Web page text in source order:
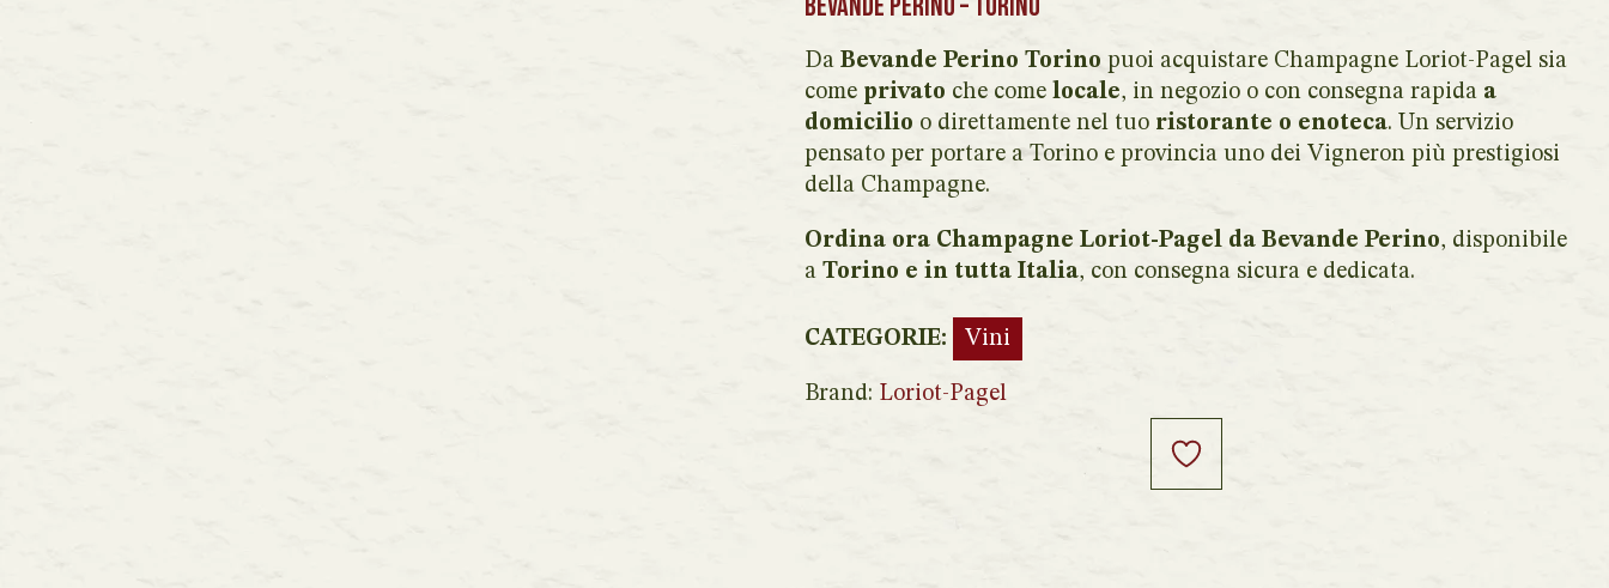
Da Bevande Perino Torino puoi acquistare Champagne Loriot-Pagel sia
come privato che come locale, in negozio o con consegna rapida a
domicilio o direttamente nel tuo ristorante o enoteca. Un servizio
pensato per portare a Torino e provincia uno dei Vigneron più prestigiosi
della Champagne.
Ordina ora Champagne Loriot-Pagel da Bevande Perino, disponibile
a Torino e in tutta Italia, con consegna sicura e dedicata.
CATEGORIE: Vini
Brand: Loriot-Pagel